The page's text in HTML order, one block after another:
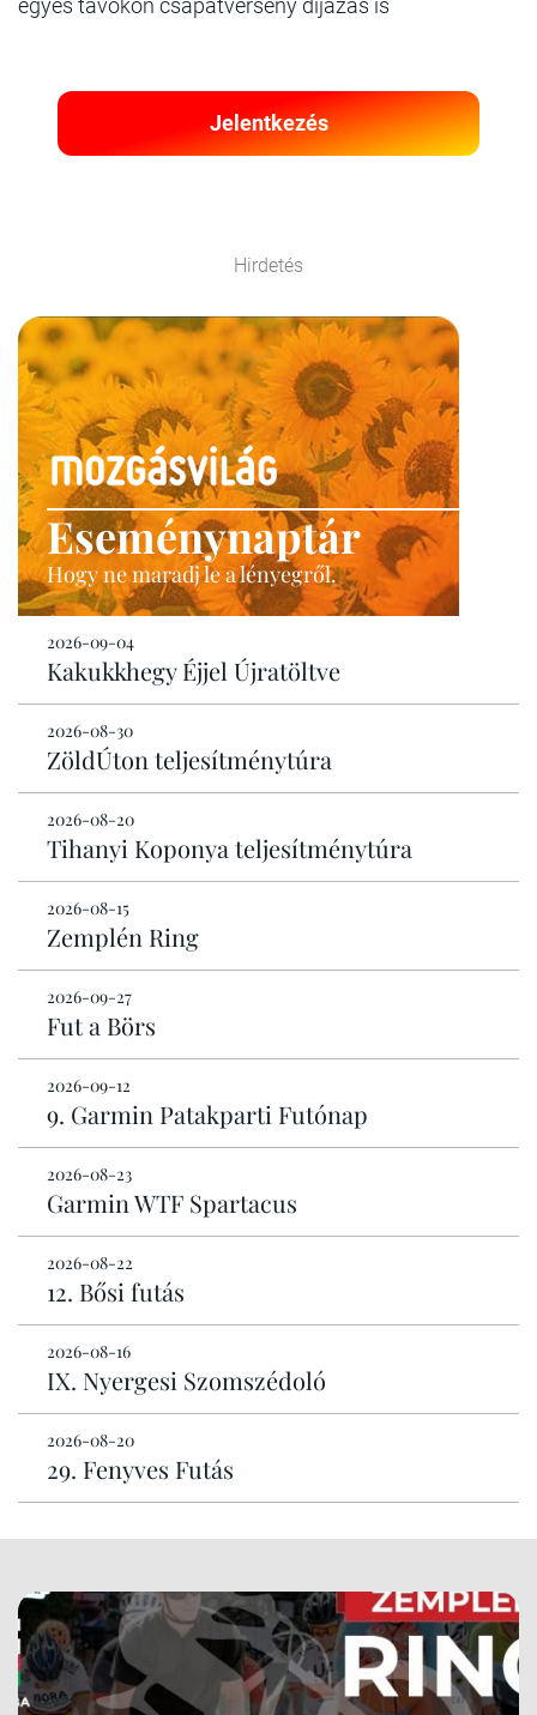
egyes távokon csapatverseny díjazás is
Jelentkezés
Hirdetés
Eseménynaptár
Hogy ne maradj le a lényegről.
2026-09-04
Kakukkhegy Éjjel Újratöltve
2026-08-30
ZöldÚton teljesítménytúra
2026-08-20
Tihanyi Koponya teljesítménytúra
2026-08-15
Zemplén Ring
2026-09-27
Fut a Börs
2026-09-12
9. Garmin Patakparti Futónap
2026-08-23
Garmin WTF Spartacus
2026-08-22
12. Bősi futás
2026-08-16
IX. Nyergesi Szomszédoló
2026-08-20
29. Fenyves Futás